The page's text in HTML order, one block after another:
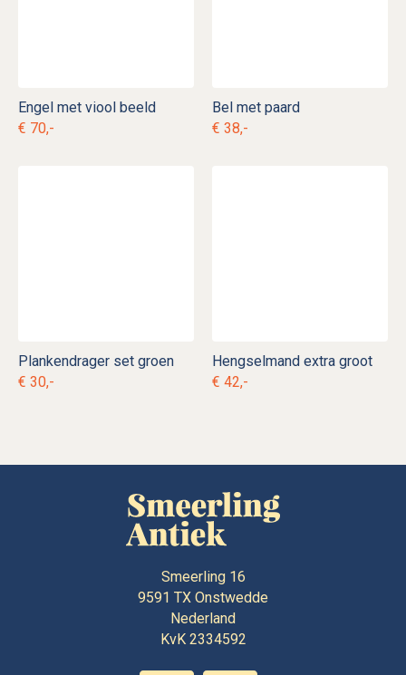
Engel met viool beeld
€ 70,-
Bel met paard
€ 38,-
Plankendrager set groen
€ 30,-
Hengselmand extra groot
€ 42,-
Smeerling 16
9591 TX Onstwedde
Nederland
KvK 2334592